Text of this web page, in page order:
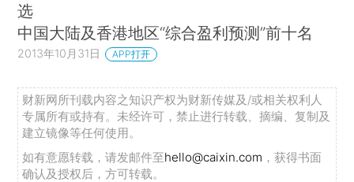
选
中国大陆及香港地区“综合盈利预测”前十名
2013年10月31日 APP打开
财新网所刊载内容之知识产权为财新传媒及/或相关权利人
专属所有或持有。未经许可，禁止进行转载、摘编、复制及
建立镜像等任何使用。
如有意愿转载，请发邮件至hello@caixin.com ，获得书面
确认及授权后，方可转载。